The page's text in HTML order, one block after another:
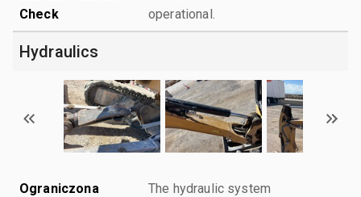
Check
operational.
Hydraulics
Ograniczona
The hydraulic system